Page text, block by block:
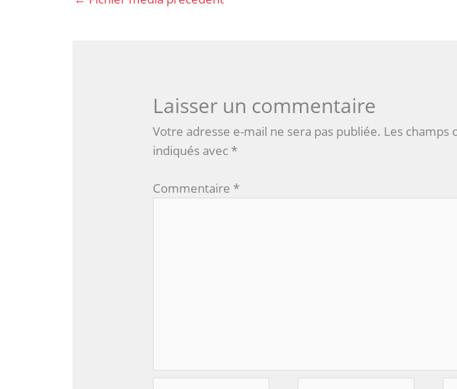
Laisser un commentaire
Votre adresse e-mail ne sera pas publiée. Les champs
indiqués avec *
Commentaire *